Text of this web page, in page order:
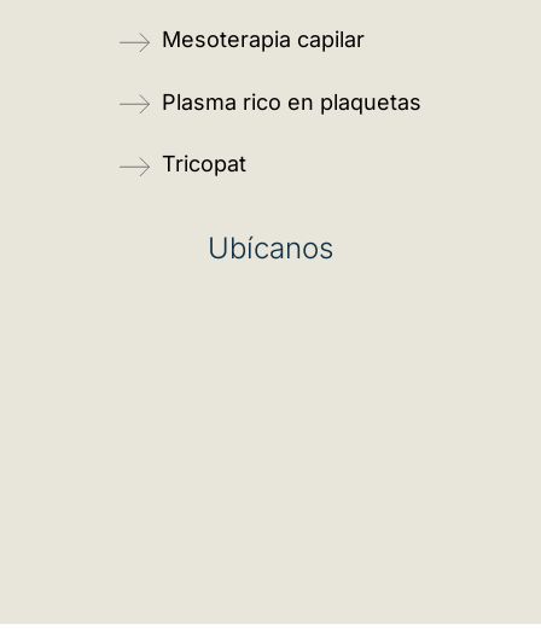
Mesoterapia capilar
Plasma rico en plaquetas
Tricopat
Ubícanos